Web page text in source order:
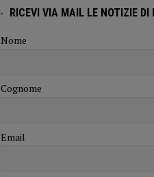
RICEVI VIA MAIL LE NOTIZIE DI
Nome
Cognome
Email